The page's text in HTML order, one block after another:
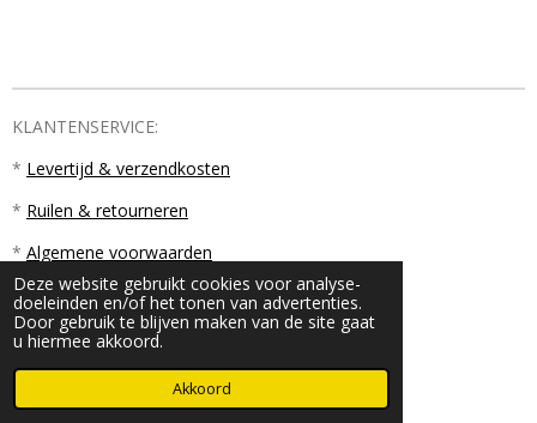
Deze website gebruikt cookies voor analyse-
doeleinden en/of het tonen van advertenties.
Door gebruik te blijven maken van de site gaat
u hiermee akkoord.
Akkoord
KLANTENSERVICE:
* Levertijd & verzendkosten
* Ruilen & retourneren
* Algemene voorwaarden